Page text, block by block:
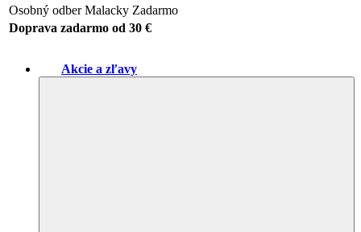
Osobný odber Malacky Zadarmo
Doprava zadarmo od 30 €
Akcie a zľavy